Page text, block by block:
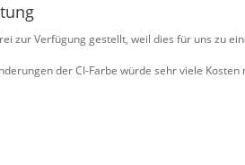
zur Verfügung gestellt, weil dies für uns zu
der CI-Farbe würde sehr viele